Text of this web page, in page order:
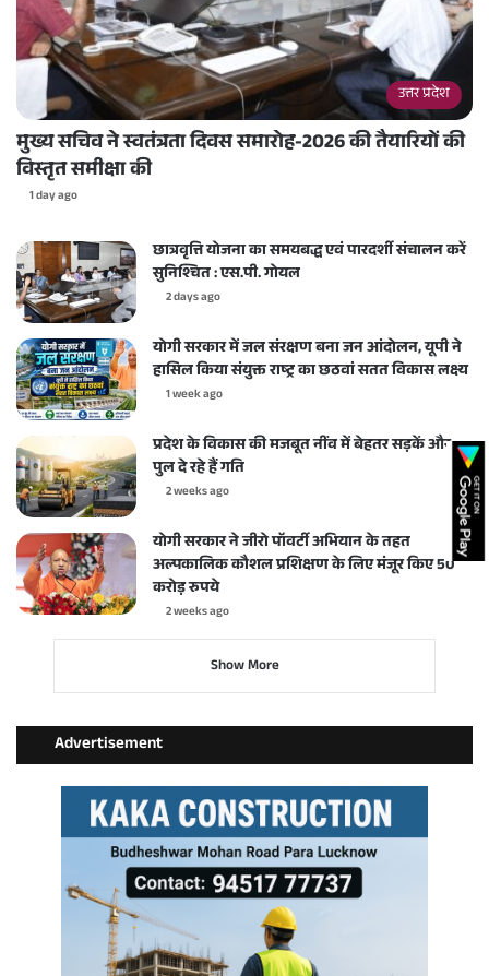
उत्तर प्रदेश
मुख्य सचिव ने स्वतंत्रता दिवस समारोह-2026 की तैयारियों की
विस्तृत समीक्षा की
1 day ago
छात्रवृत्ति योजना का समयबद्ध एवं पारदर्शी संचालन करें
सुनिश्चित : एस.पी. गोयल
2 days ago
योगी सरकार में जल संरक्षण बना जन आंदोलन, यूपी ने
हासिल किया संयुक्त राष्ट्र का छठवां सतत विकास लक्ष्य
1 week ago
प्रदेश के विकास की मजबूत नींव में बेहतर सड़कें और
पुल दे रहे हैं गति
2 weeks ago
योगी सरकार ने जीरो पॉवर्टी अभियान के तहत
अल्पकालिक कौशल प्रशिक्षण के लिए मंजूर किए 50
करोड़ रुपये
2 weeks ago
Show More
Advertisement